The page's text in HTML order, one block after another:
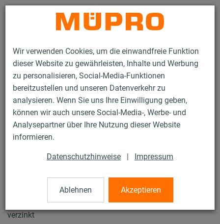
Wir verwenden Cookies, um die einwandfreie Funktion
dieser Website zu gewährleisten, Inhalte und Werbung
zu personalisieren, Social-Media-Funktionen
bereitzustellen und unseren Datenverkehr zu
analysieren. Wenn Sie uns Ihre Einwilligung geben,
können wir auch unsere Social-Media-, Werbe- und
Analysepartner über Ihre Nutzung dieser Website
informieren.
Datenschutzhinweise | Impressum
Ablehnen Akzeptieren
Kontakt
Produkte Befestigungstechnik Dübel Betonschrauben lang
11 / 45
Betonschrauben lang
Betonschraube mit Werkzeugansatz, 6,0 x 195 mm,
Klemmstärke 160/155/140 mm, Anschlussgewinde M8,
verzinkt